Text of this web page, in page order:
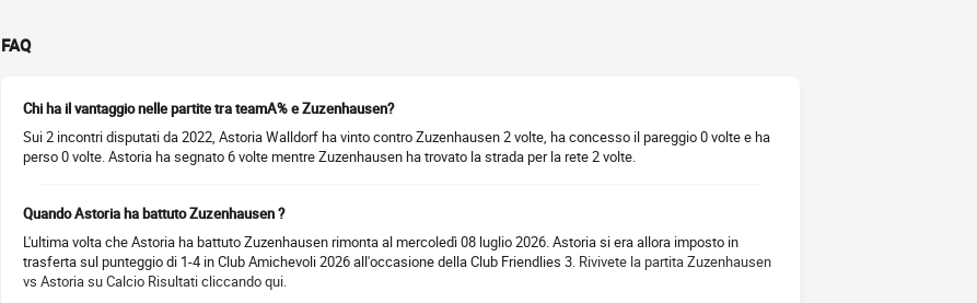
FAQ
Chi ha il vantaggio nelle partite tra teamA% e Zuzenhausen?
Sui 2 incontri disputati da 2022, Astoria Walldorf ha vinto contro Zuzenhausen 2 volte, ha concesso il pareggio 0 volte e ha
perso 0 volte. Astoria ha segnato 6 volte mentre Zuzenhausen ha trovato la strada per la rete 2 volte.
Quando Astoria ha battuto Zuzenhausen ?
L'ultima volta che Astoria ha battuto Zuzenhausen rimonta al mercoledì 08 luglio 2026. Astoria si era allora imposto in
trasferta sul punteggio di 1-4 in Club Amichevoli 2026 all'occasione della Club Friendlies 3. Rivivete la partita Zuzenhausen
vs Astoria su Calcio Risultati cliccando qui.